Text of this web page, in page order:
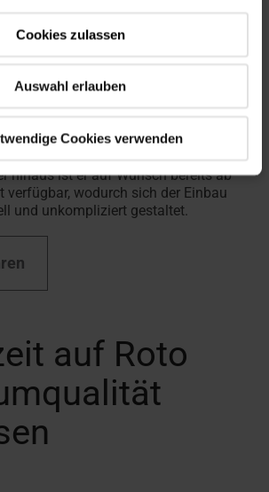
Cookies zulassen
Auswahl erlauben
Cookies verwenden
Ergänzung: Faltstore für
Faltstoreerhalten Sie eine
für Ihr Flachdachfenster. Ob es um
oder die perfekte
– der Faltstore ist Ihr perfekter
hinaus ist er auf Wunsch bereits ab
verfügbar, wodurch sich der Einbau
und unkompliziert gestaltet.
auf Roto